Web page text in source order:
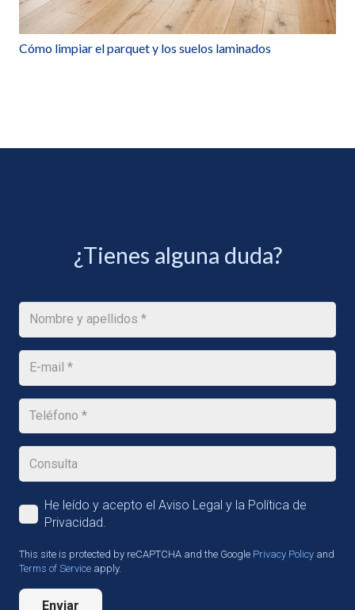
Cómo limpiar el parquet y los suelos laminados
¿Tienes alguna duda?
He leído y acepto el Aviso Legal y la Política de
Privacidad.
This site is protected by reCAPTCHA and the Google Privacy Policy and
Terms of Service apply.
Enviar